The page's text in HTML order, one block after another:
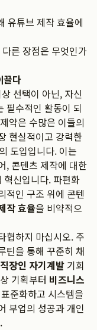
유튜브 제작 효율에
른 장점은 무엇인가
끌다
선택이 아닌, 자신
필수적인 활동이 되
약은 수많은 이들의
현실적이고 강력한
도입입니다. 이는
, 콘텐츠 제작에 대한
혁신입니다. 파편화
적인 구조 위에 콘텐
작 효율을 비약적으
협하지 마십시오. 주
틴을 통해 꾸준히 채
직장인 자기계발 기회
기획부터 비즈니스
준화하고 시스템을
부업의 성공과 개인